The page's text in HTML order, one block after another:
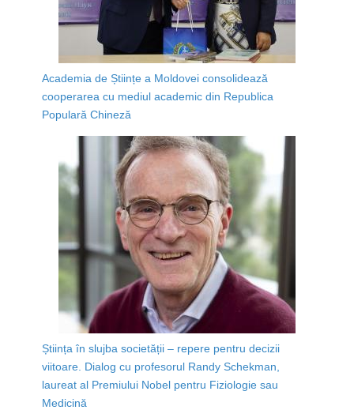
Academia de Științe a Moldovei consolidează
cooperarea cu mediul academic din Republica
Populară Chineză
Știința în slujba societății – repere pentru decizii
viitoare. Dialog cu profesorul Randy Schekman,
laureat al Premiului Nobel pentru Fiziologie sau
Medicină